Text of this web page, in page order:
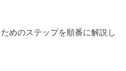
めのステップを順番に解説し